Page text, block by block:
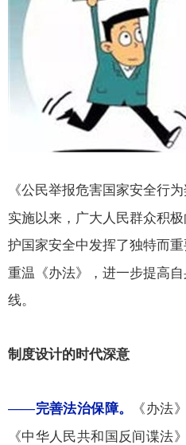
《公民举报危害国家安全行
实施以来，广大人民群众积
护国家安全中发挥了独特而
重温《办法》，进一步提高
线。
制度设计的时代深意
——完善法治保障。 《办法
《中华人民共和国反间谍法